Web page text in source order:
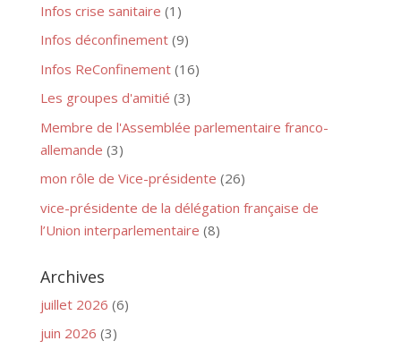
Infos crise sanitaire (1)
Infos déconfinement(9)
Infos ReConfinement(16)
Les groupes d'amitié (3)
Membre de l'Assemblée parlementaire franco-
allemande (3)
mon rôle de Vice-présidente (26)
vice-présidente de la délégation française de
l’Union interparlementaire (8)
Archives
juillet 2026 (6)
juin 2026 (3)